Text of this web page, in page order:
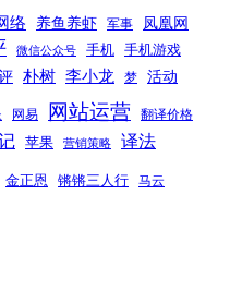
络 养鱼养虾 军事
凤凰网
微信公众号 手机 手机游戏
朴树 李小龙 梦 活动
网易 网站运营 翻译价格
苹果 营销策略 译法
金正恩 锵锵三人行 马云